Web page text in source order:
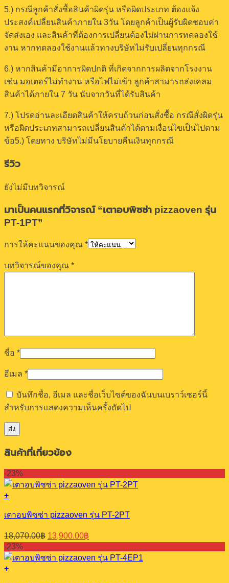
5.) กรณีลูกค้าสั่งซื้อสินค้าผิดรุ่น หรือผิดประเภท ต้องแจ้ง
ประสงค์เปลี่ยนสินค้าภายใน 3วัน โดยลูกค้าเป็นผู้รับผิดชอบค่า
จัดส่งเอง และสินค้าที่ต้องการเปลี่ยนต้องไม่ผ่านการทดลองใช้
งาน หากทดลองใช้งานแล้วทางบริษัทไม่รับเปลี่ยนทุกกรณี
6.) หากสินค้ามีอาการผิดปกติ ที่เกิดจากการผลิตจากโรงงาน
เช่น มอเตอร์ไม่ทำงาน หรือไฟไม่เข้า ลูกค้าสามารถส่งเคลม
สินค้าได้ภายใน 7 วัน นับจากวันที่ได้รับสินค้า
7.) โปรดอ่านละเอียดสินค้าให้ครบถ้วนก่อนสั่งซื้อ กรณีสั่งผิดรุ่น
หรือผิดประเภทสามารถเปลี่ยนสินค้าได้ตามเงื่อนไขเป็นไปตาม
ข้อ5.) โดยทาง บริษัทไม่มีนโยบายคืนเงินทุกกรณี
รีวิว
ยังไม่มีบทวิจารณ์
มาเป็นคนแรกที่วิจารณ์ “เตาอบพิซซ่า pizzaoven รุ่น
PT-1PT”
การให้คะแนนของคุณ *
บทวิจารณ์ของคุณ *
ชื่อ *
อีเมล *
บันทึกชื่อ, อีเมล และชื่อเว็บไซต์ของฉันบนเบราว์เซอร์นี้
สำหรับการแสดงความเห็นครั้งถัดไป
สินค้าที่เกี่ยวข้อง
-23%
+
เตาอบพิซซ่า pizzaoven รุ่น PT-2PT
18,070.00฿ Original
price
was:
18,070.00฿.
13,900.00฿
price
is:
13,900.00฿.
-23%
+